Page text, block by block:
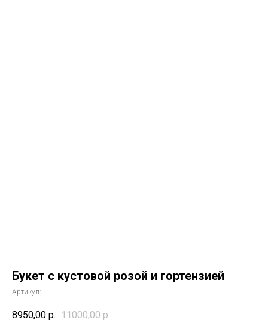
Букет с кустовой розой и гортензией
Артикул:
8950,00 р. 11000,00 р.